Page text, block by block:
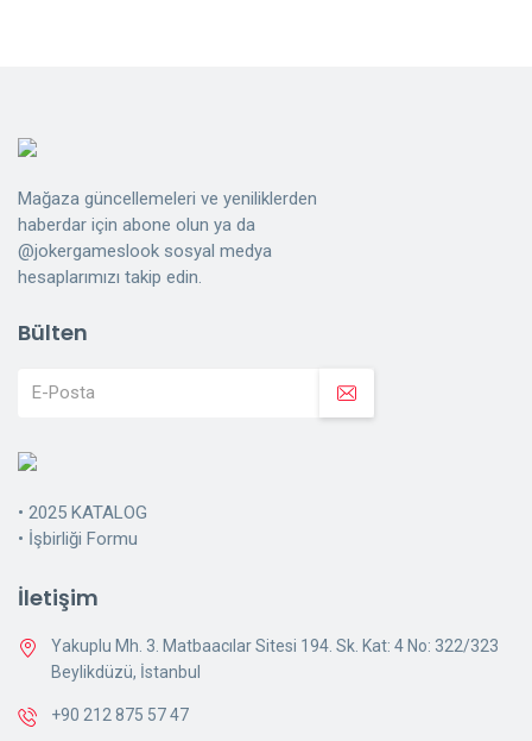
Mağaza güncellemeleri ve yeniliklerden
haberdar için abone olun ya da
@jokergameslook sosyal medya
hesaplarımızı takip edin.
Bülten
• 2025 KATALOG
• İşbirliği Formu
İletişim
Yakuplu Mh. 3. Matbaacılar Sitesi 194. Sk. Kat: 4 No: 322/323
Beylikdüzü, İstanbul
+90 212 875 57 47